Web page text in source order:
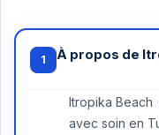
1 À propos de
Itropika Beach
avec soin en